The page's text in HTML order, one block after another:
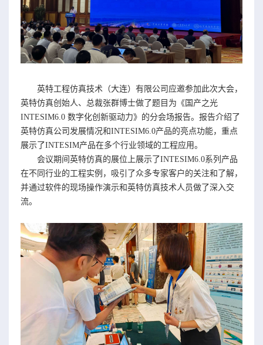
英特工程仿真技术（大连）有限公司应邀参加此次大会，
英特仿真创始人、总裁张群博士做了题目为《国产之光
INTESIM6.0 数字化创新驱动力》的分会场报告。报告介绍了
英特仿真公司发展情况和INTESIM6.0产品的亮点功能，重点
展示了INTESIM产品在多个行业领域的工程应用。
会议期间英特仿真的展位上展示了INTESIM6.0系列产品
在不同行业的工程实例，吸引了众多专家客户的关注和了解，
并通过软件的现场操作演示和英特仿真技术人员做了深入交
流。